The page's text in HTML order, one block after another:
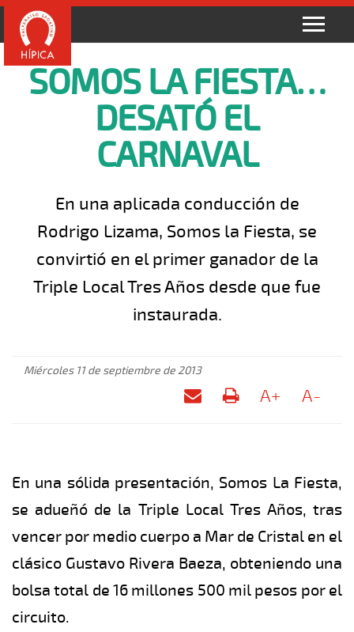
SOMOS LA FIESTA…
DESATÓ EL
CARNAVAL
En una aplicada conducción de
Rodrigo Lizama, Somos la Fiesta, se
convirtió en el primer ganador de la
Triple Local Tres Años desde que fue
instaurada.
Miércoles 11 de septiembre de 2013
A+ A-
En una sólida presentación, Somos La Fiesta,
se adueñó de la Triple Local Tres Años, tras
vencer por medio cuerpo a Mar de Cristal en el
clásico Gustavo Rivera Baeza, obteniendo una
bolsa total de 16 millones 500 mil pesos por el
circuito.